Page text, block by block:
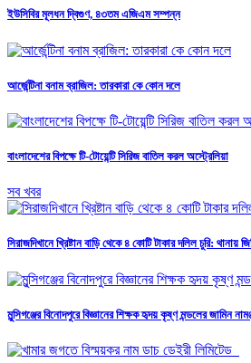
ইউসিবির মূলধন দ্বিগুণ, ৪৩তম এজিএম সম্পন্ন
আর্জেন্টিনা বনাম ব্রাজিল: তারকারা কে কোন দলে
বাংলাদেশের বিপক্ষে টি-টোয়েন্টি সিরিজ বাতিল করল অস্ট্রেলিয়া
সব খবর
সিরাজদিখানে খ্রিষ্টান বাড়ি থেকে ৪ কোটি টাকার দলিল চুরি: থানায়
মুন্সিগঞ্জের বিনোদপুরে বিজ্ঞানের শিক্ষক হৃদয় কৃষ্ণ মন্ডলের জামিন